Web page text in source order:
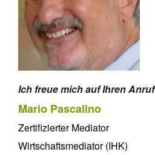
Ich freue mich auf Ihren Anruf
Mario Pascalino
Zertifizierter Mediator
Wirtschaftsmediator (IHK)